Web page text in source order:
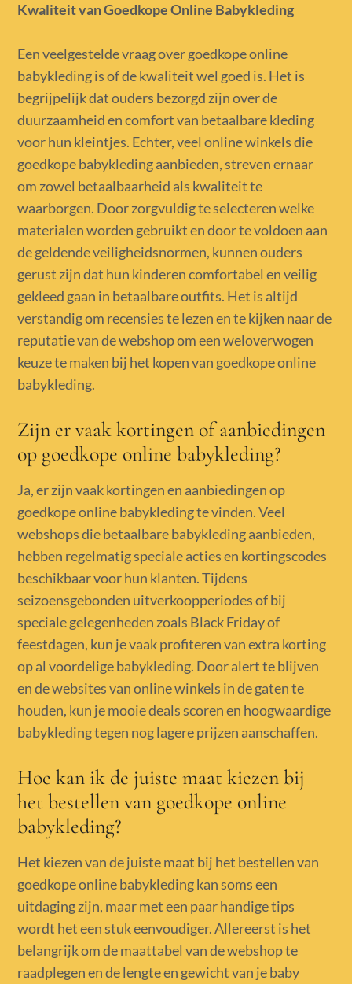
Kwaliteit van Goedkope Online Babykleding
Een veelgestelde vraag over goedkope online
babykleding is of de kwaliteit wel goed is. Het is
begrijpelijk dat ouders bezorgd zijn over de
duurzaamheid en comfort van betaalbare kleding
voor hun kleintjes. Echter, veel online winkels die
goedkope babykleding aanbieden, streven ernaar
om zowel betaalbaarheid als kwaliteit te
waarborgen. Door zorgvuldig te selecteren welke
materialen worden gebruikt en door te voldoen aan
de geldende veiligheidsnormen, kunnen ouders
gerust zijn dat hun kinderen comfortabel en veilig
gekleed gaan in betaalbare outfits. Het is altijd
verstandig om recensies te lezen en te kijken naar de
reputatie van de webshop om een weloverwogen
keuze te maken bij het kopen van goedkope online
babykleding.
Zijn er vaak kortingen of aanbiedingen
op goedkope online babykleding?
Ja, er zijn vaak kortingen en aanbiedingen op
goedkope online babykleding te vinden. Veel
webshops die betaalbare babykleding aanbieden,
hebben regelmatig speciale acties en kortingscodes
beschikbaar voor hun klanten. Tijdens
seizoensgebonden uitverkoopperiodes of bij
speciale gelegenheden zoals Black Friday of
feestdagen, kun je vaak profiteren van extra korting
op al voordelige babykleding. Door alert te blijven
en de websites van online winkels in de gaten te
houden, kun je mooie deals scoren en hoogwaardige
babykleding tegen nog lagere prijzen aanschaffen.
Hoe kan ik de juiste maat kiezen bij
het bestellen van goedkope online
babykleding?
Het kiezen van de juiste maat bij het bestellen van
goedkope online babykleding kan soms een
uitdaging zijn, maar met een paar handige tips
wordt het een stuk eenvoudiger. Allereerst is het
belangrijk om de maattabel van de webshop te
raadplegen en de lengte en gewicht van je baby